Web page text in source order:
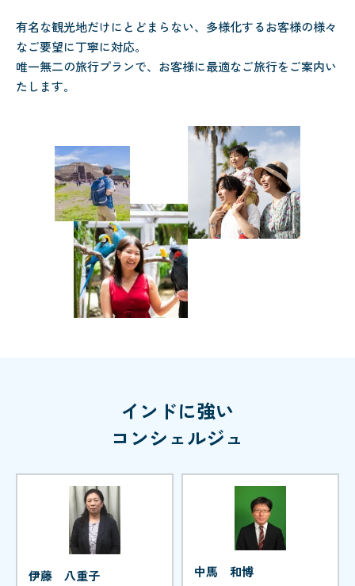
有名な観光地だけにとどまらない、多様化するお客様の様々
なご要望に丁寧に対応。
唯一無二の旅行プランで、お客様に最適なご旅行をご案内い
たします。
インドに強い
コンシェルジュ
伊藤 八重子 中馬 和博